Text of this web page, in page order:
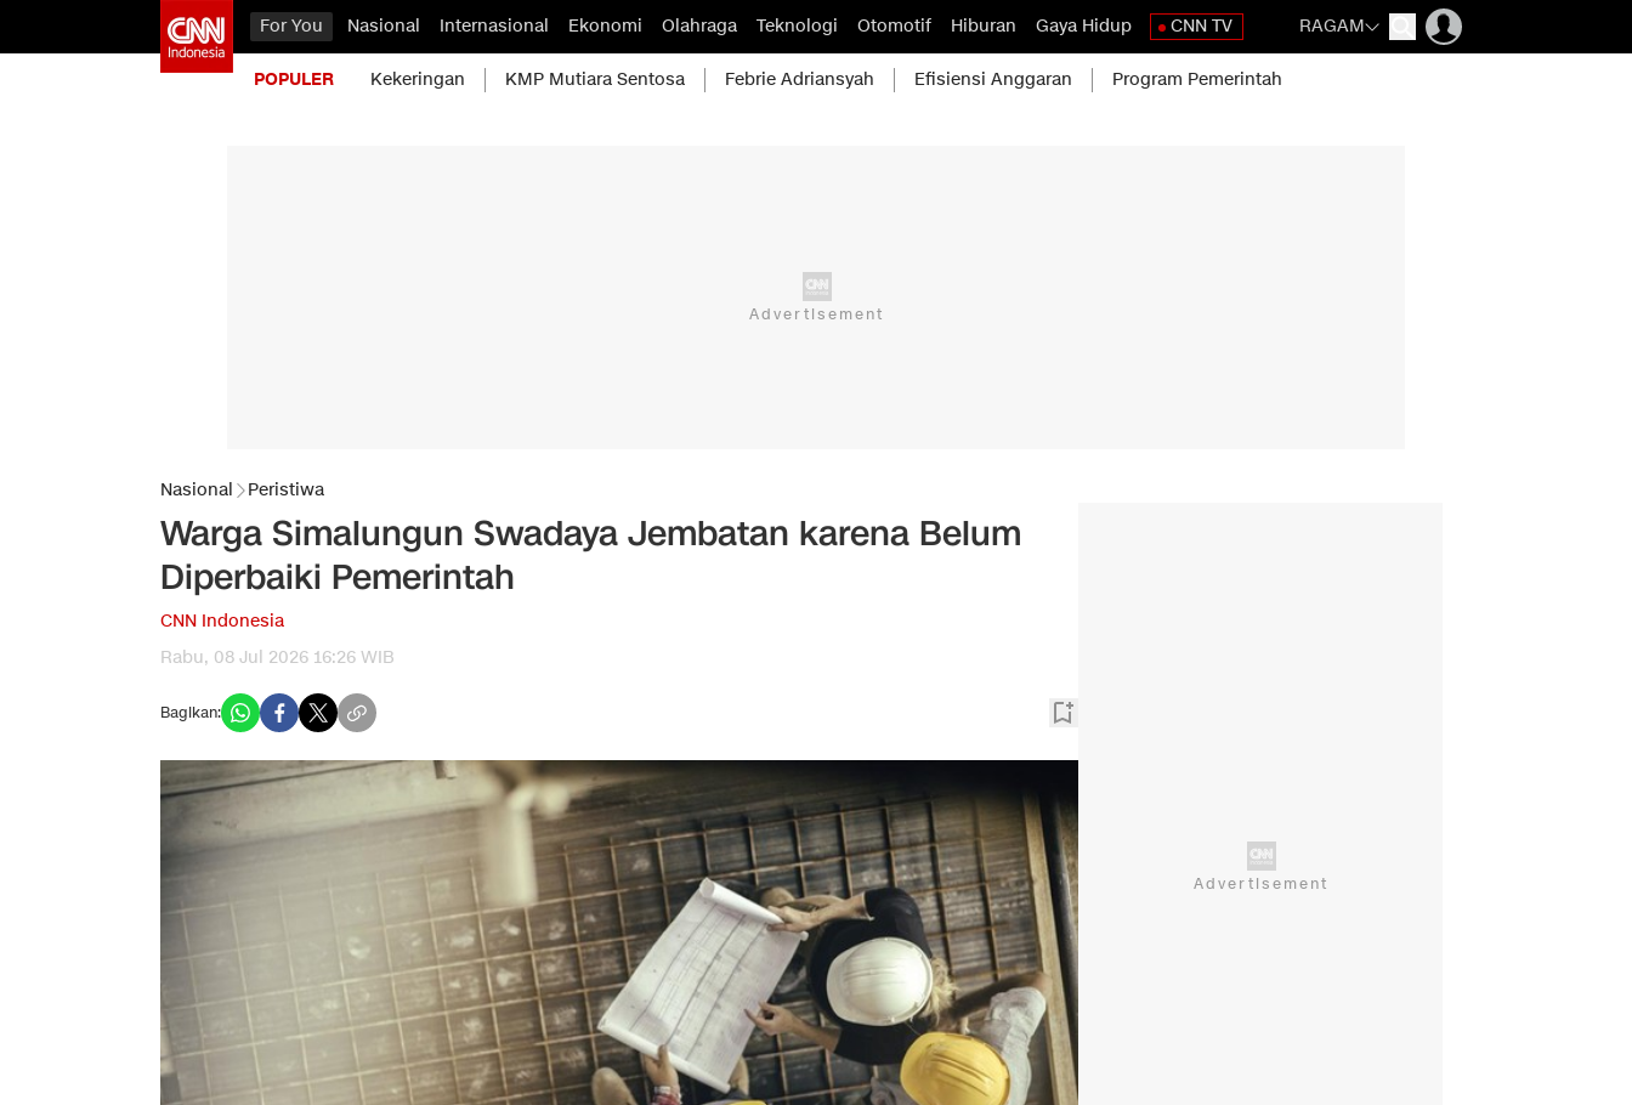
For You Nasional Internasional Ekonomi Olahraga Teknologi Otomotif Hiburan Gaya Hidup CNN TV RAGAM
POPULER Kekeringan KMP Mutiara Sentosa Febrie Adriansyah Efisiensi Anggaran Program Pemerintah
Nasional Peristiwa
Warga Simalungun Swadaya Jembatan karena Belum
Diperbaiki Pemerintah
CNN Indonesia
Rabu, 08 Jul 2026 16:26 WIB
Bagikan: